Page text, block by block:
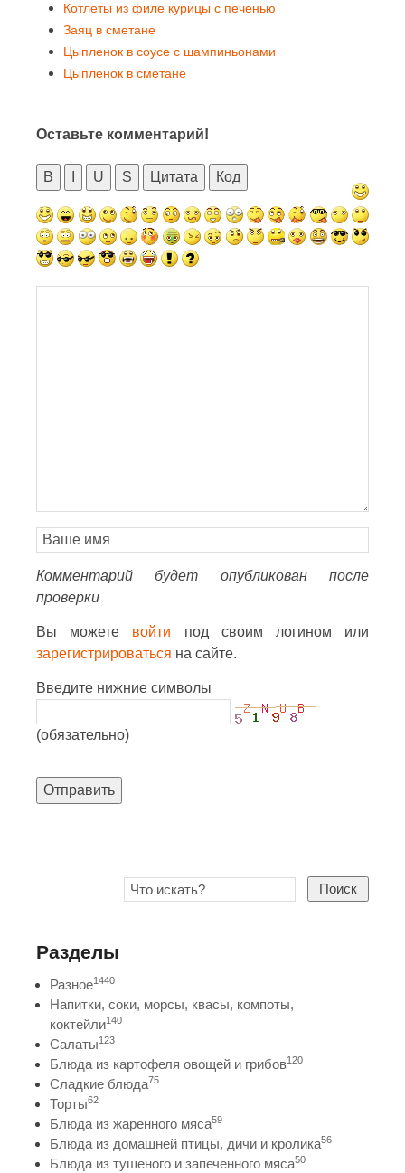
Котлеты из филе курицы с печенью
Заяц в сметане
Цыпленок в соусе с шампиньонами
Цыпленок в сметане
Оставьте комментарий!
B U S Цитата Код
Комментарий будет опубликован после
проверки
Вы можете войти под своим логином или
зарегистрироваться на сайте.
Введите нижние символы
(обязательно)
Отправить
Поиск
Разделы
Разное1440
Напитки, соки, морсы, квасы, компоты,
коктейли140
Салаты123
Блюда из картофеля овощей и грибов120
Сладкие блюда75
Торты62
Блюда из жаренного мяса59
Блюда из домашней птицы, дичи и кролика56
Блюда из тушеного и запеченного мяса50